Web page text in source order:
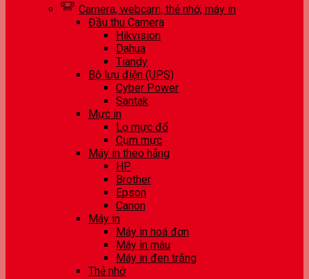
Camera, webcam, thẻ nhớ, máy in
Đầu thu Camera
Hikvision
Dahua
Tiandy
Bộ lưu điện (UPS)
Cyber Power
Santak
Mực in
Lọ mực đổ
Cụm mực
Máy in theo hãng
HP
Brother
Epson
Canon
Máy in
Máy in hoá đơn
Máy in màu
Máy in đen trắng
Thẻ nhớ